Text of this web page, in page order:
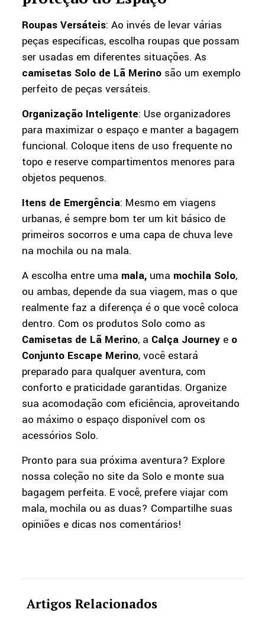
Roupas Versáteis: Ao invés de levar várias
peças específicas, escolha roupas que possam
ser usadas em diferentes situações. As
camisetas Solo de Lã Merinosão um exemplo
perfeito de peças versáteis.
Organização Inteligente: Use organizadores
para maximizar o espaço e manter a bagagem
funcional. Coloque itens de uso frequente no
topo e reserve compartimentos menores para
objetos pequenos.
Itens de Emergência: Mesmo em viagens
urbanas, é sempre bom ter um kit básico de
primeiros socorros e uma capa de chuva leve
na mochila ou na mala.
A escolha entre uma mala, uma mochila Solo,
ou ambas, depende da sua viagem, mas o que
realmente faz a diferença é o que você coloca
dentro. Com os produtos Solo como as
Camisetas de Lã Merino, a Calça Journeye o
Conjunto Escape Merino, você estará
preparado para qualquer aventura, com
conforto e praticidade garantidas. Organize
sua acomodação com eficiência, aproveitando
ao máximo o espaço disponível com os
acessórios Solo.
Pronto para sua próxima aventura? Explore
nossa coleção no site da Solo e monte sua
bagagem perfeita. E você, prefere viajar com
mala, mochila ou as duas? Compartilhe suas
opiniões e dicas nos comentários!
Artigos Relacionados